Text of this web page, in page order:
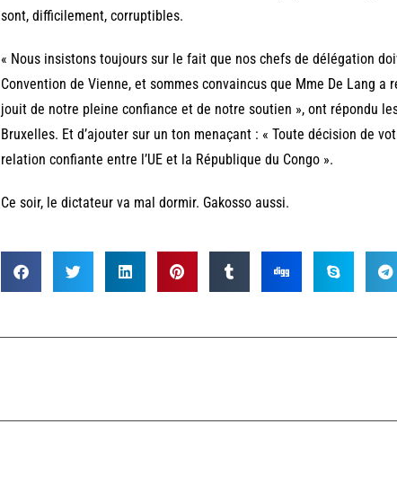
sont, difficilement, corruptibles.
« Nous insistons toujours sur le fait que nos chefs de délégation
Convention de Vienne, et sommes convaincus que Mme De Lang
jouit de notre pleine confiance et de notre soutien », ont répondu
Bruxelles. Et d’ajouter sur un ton menaçant : « Toute décision de
relation confiante entre l’UE et la République du Congo ».
Ce soir, le dictateur va mal dormir. Gakosso aussi.